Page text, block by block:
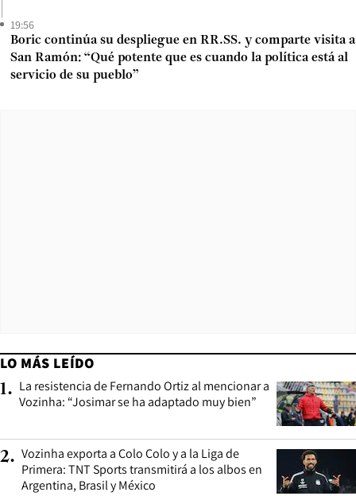
19:56
Boric continúa su despliegue en RR.SS. y comparte visita a
San Ramón: “Qué potente que es cuando la política está al
servicio de su pueblo”
LO MÁS LEÍDO
1. La resistencia de Fernando Ortiz al mencionar a
Vozinha: “Josimar se ha adaptado muy bien”
2. Vozinha exporta a Colo Colo y a la Liga de
Primera: TNT Sports transmitirá a los albos en
Argentina, Brasil y México